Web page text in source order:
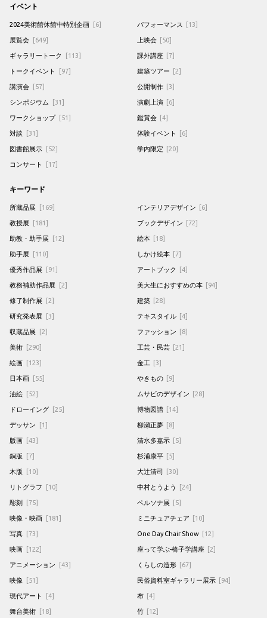
イベント
2024美術館休館中特別企画 [6]
展覧会 [649]
ギャラリートーク [113]
トークイベント [97]
講演会 [57]
シンポジウム [31]
ワークショップ [51]
対談 [31]
図書館展示 [52]
コンサート [17]
パフォーマンス [13]
上映会 [50]
課外講座 [7]
建築ツアー [2]
公開制作 [3]
演劇上演 [6]
鑑賞会 [4]
体験イベント [6]
学内限定 [20]
キーワード
所蔵品展 [169]
教授展 [181]
助教・助手展 [12]
助手展 [110]
優秀作品展 [91]
教務補助作品展 [2]
修了制作展 [2]
研究発表展 [3]
収蔵品展 [2]
美術 [290]
絵画 [123]
日本画 [55]
油絵 [52]
ドローイング [25]
デッサン [1]
版画 [43]
銅版 [7]
木版 [10]
リトグラフ [10]
彫刻 [75]
映像・映画 [181]
写真 [73]
映画 [122]
アニメーション [43]
映像 [51]
現代アート [4]
舞台美術 [18]
インテリアデザイン [6]
ブックデザイン [72]
絵本 [18]
しかけ絵本 [7]
アートブック [4]
美大生におすすめの本 [94]
建築 [28]
テキスタイル [4]
ファッション [8]
工芸・民芸 [21]
金工 [3]
やきもの [9]
ムサビのデザイン [28]
博物図譜 [14]
柳瀬正夢 [8]
清水多嘉示 [5]
杉浦康平 [5]
大辻清司 [30]
中村とうよう [24]
ペルソナ展 [5]
ミニチュアチェア [10]
One Day Chair Show [12]
座って学ぶ-椅子学講座 [2]
くらしの造形 [67]
民俗資料室ギャラリー展示 [94]
布 [4]
竹 [12]